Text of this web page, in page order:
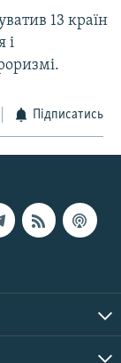
13 країн
і
Підписатись